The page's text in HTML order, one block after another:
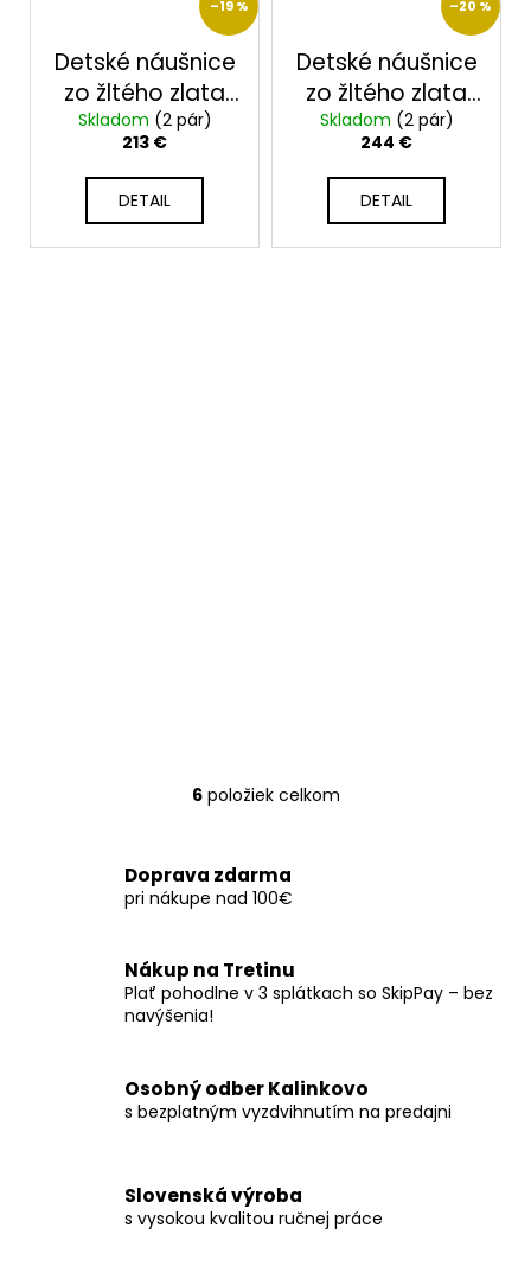
–19 %
Detské náušnice
zo žltého zlata
2363/ZM
Skladom (2 pár)
213 €
DETAIL
–20 %
Detské náušnice
zo žltého zlata
2365/ZRz
Skladom (2 pár)
244 €
DETAIL
O
á
d
c
i
v
k
ý
p
6položiek celkom
Doprava zdarma
pri nákupe nad 100€
Nákup na Tretinu
Plať pohodlne v 3 splátkach so SkipPay – bez
navýšenia!
Osobný odber Kalinkovo
s bezplatným vyzdvihnutím na predajni
Slovenská výroba
s vysokou kvalitou ručnej práce